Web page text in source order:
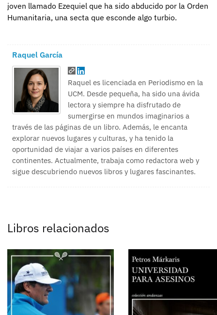
joven llamado Ezequiel que ha sido abducido por la Orden
Humanitaria, una secta que esconde algo turbio.
Raquel García
Raquel es licenciada en Periodismo en la
UCM. Desde pequeña, ha sido una ávida
lectora y siempre ha disfrutado de
sumergirse en mundos imaginarios a
través de las páginas de un libro. Además, le encanta
explorar nuevos lugares y culturas, y ha tenido la
oportunidad de viajar a varios países en diferentes
continentes. Actualmente, trabaja como redactora web y
sigue descubriendo nuevos libros y lugares fascinantes.
Libros relacionados